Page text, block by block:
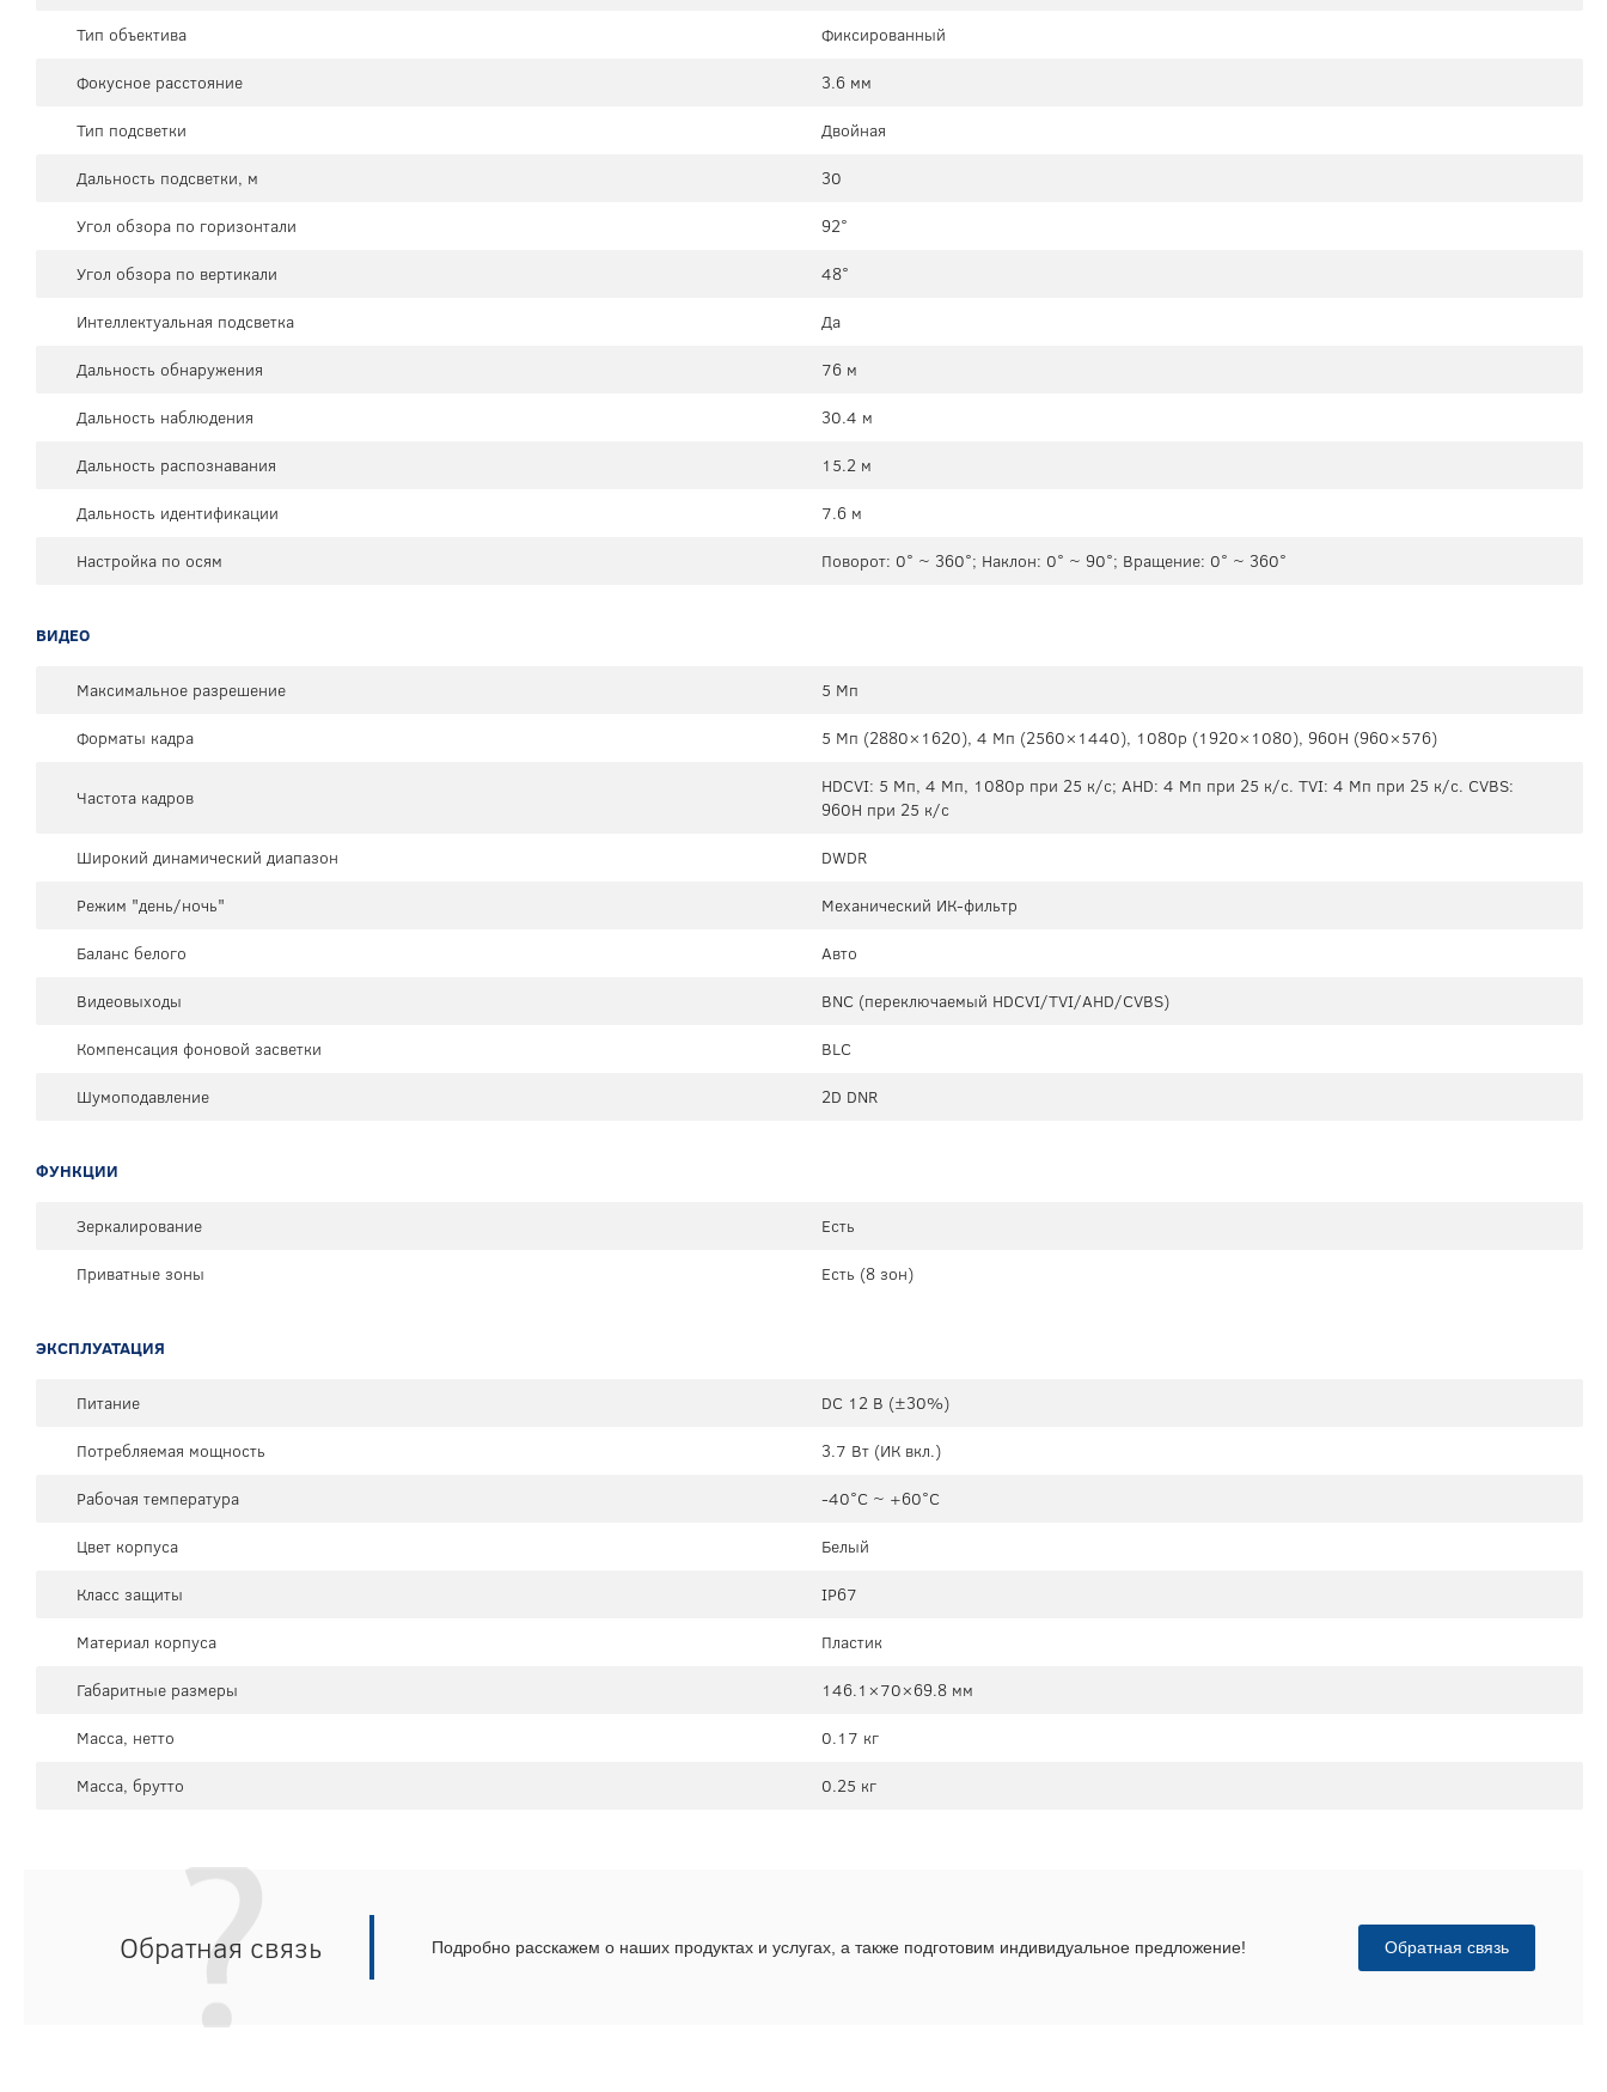
Тип объектива
Фиксированный
Фокусное расстояние
3.6 мм
Тип подсветки
Двойная
Дальность подсветки, м
30
Угол обзора по горизонтали
92°
Угол обзора по вертикали
48°
Интеллектуальная подсветка
Да
Дальность обнаружения
76 м
Дальность наблюдения
30.4 м
Дальность распознавания
15.2 м
Дальность идентификации
7.6 м
Настройка по осям
Поворот: 0° ~ 360°; Наклон: 0° ~ 90°; Вращение: 0° ~ 360°
ВИДЕО
Максимальное разрешение
5 Мп
Форматы кадра
5 Mп (2880×1620), 4 Mп (2560×1440), 1080p (1920×1080), 960H (960×576)
Частота кадров
HDCVI: 5 Мп, 4 Мп, 1080p при 25 к/с; AHD: 4 Мп при 25 к/с. TVI: 4 Мп при 25 к/с. CVBS:
960H при 25 к/с
Широкий динамический диапазон
DWDR
Режим "день/ночь"
Механический ИК-фильтр
Баланс белого
Авто
Видеовыходы
BNC (переключаемый HDCVI/TVI/AHD/CVBS)
Компенсация фоновой засветки
BLC
Шумоподавление
2D DNR
ФУНКЦИИ
Зеркалирование
Есть
Приватные зоны
Есть (8 зон)
ЭКСПЛУАТАЦИЯ
Питание
DC 12 В (±30%)
Потребляемая мощность
3.7 Вт (ИК вкл.)
Рабочая температура
-40°C ~ +60°C
Цвет корпуса
Белый
Класс защиты
IP67
Материал корпуса
Пластик
Габаритные размеры
146.1×70×69.8 мм
Масса, нетто
0.17 кг
Масса, брутто
0.25 кг
Обратная связь Подробно расскажем о наших продуктах и услугах, а также подготовим индивидуальное предложение! Обратная связь